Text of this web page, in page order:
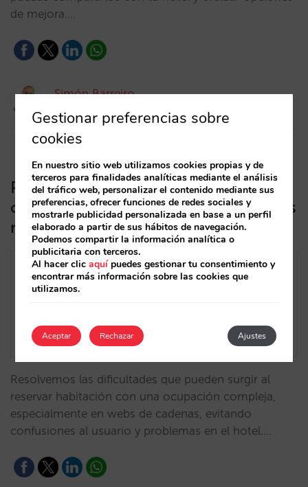
de mejora.…
Simón Barreiro
21/03/2024
Por qué es tan difícil preguntar
ocupación en cadenas (y así lo hemos
resuelto en Mirai)
Resolvemos las dificultades que pueden surgir al
reservar habitación con una ocupación compleja,
especialmente en webs de cadenas, evitando
confusiones al usuario y problemas en el hotel.…
Gestionar preferencias sobre
cookies
En nuestro sitio web utilizamos cookies propias y de
terceros para finalidades analíticas mediante el análisis
del tráfico web, personalizar el contenido mediante sus
preferencias, ofrecer funciones de redes sociales y
mostrarle publicidad personalizada en base a un perfil
elaborado a partir de sus hábitos de navegación.
Podemos compartir la información analítica o
publicitaria con terceros.
Al hacer clicaquípuedes gestionar tu consentimiento y
encontrar más información sobre las cookies que
utilizamos.
Aceptar Ajustes
Rechazar